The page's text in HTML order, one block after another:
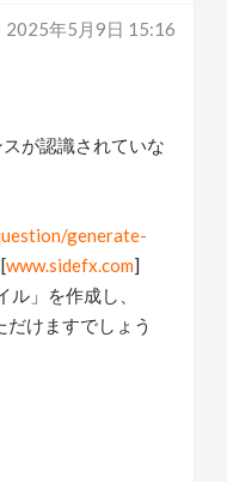
2025年5月9日 15:16
が認識されていな
generate-
[www.sidefx.com]
」を作成し、
けますでしょう